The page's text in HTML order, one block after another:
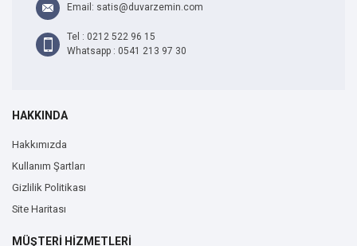
Email: satis@duvarzemin.com
Tel : 0212 522 96 15
Whatsapp : 0541 213 97 30
HAKKINDA
Hakkımızda
Kullanım Şartları
Gizlilik Politikası
Site Haritası
MÜŞTERİ HİZMETLERİ